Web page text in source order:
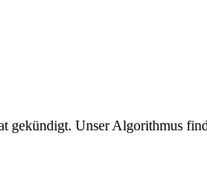
Unser Algorithmus